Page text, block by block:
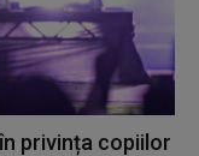
privința copiilor